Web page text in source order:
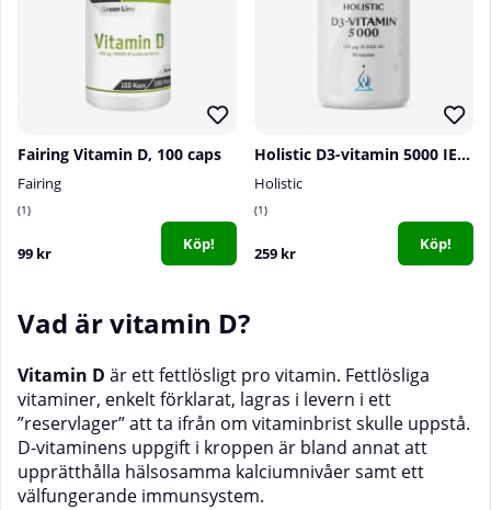
Fairing Vitamin D, 100 caps
Fairing
1
99 kr Köp!
Holistic D3-vitamin 5000 IE, 90 caps
Holistic
1
259 kr Köp!
Vad är vitamin D?
Vitamin D är ett fettlösligt pro vitamin. Fettlösliga
vitaminer, enkelt förklarat, lagras i levern i ett
”reservlager” att ta ifrån om vitaminbrist skulle uppstå.
D-vitaminens uppgift i kroppen är bland annat att
upprätthålla hälsosamma kalciumnivåer samt ett
välfungerande immunsystem.